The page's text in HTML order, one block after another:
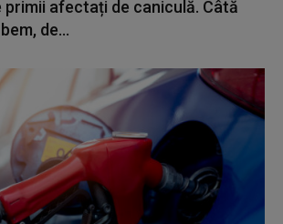
primii afectați de caniculă. Câtă
de...